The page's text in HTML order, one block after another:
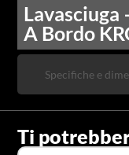
Specifiche e
Lavasciuga
A Bordo
Ti